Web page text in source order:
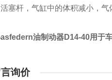
塞杆，气缸中的体积减小，
油制动器D14-40用于
询价